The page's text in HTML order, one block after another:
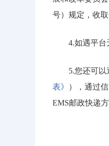
号）规定，收
4.如遇平台
5.您还可
表》 ），通过
EMS邮政快递